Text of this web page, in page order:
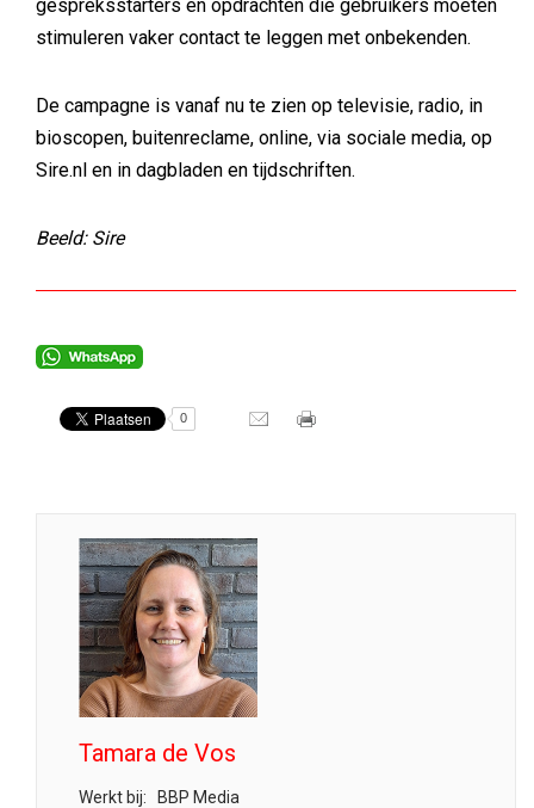
gespreksstarters en opdrachten die gebruikers moeten
stimuleren vaker contact te leggen met onbekenden.
De campagne is vanaf nu te zien op televisie, radio, in
bioscopen, buitenreclame, online, via sociale media, op
Sire.nl en in dagbladen en tijdschriften.
Beeld: Sire
0
Tamara de Vos
Werkt bij:
BBP Media